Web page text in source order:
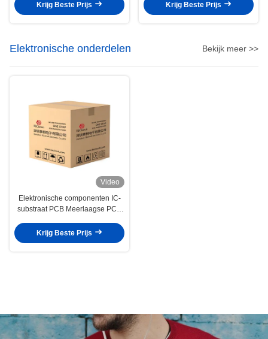
Krijg Beste Prijs
Krijg Beste Prijs
Elektronische onderdelen Bekijk meer >>
Video
Elektronische componenten IC-
substraat PCB Meerlaagse PCB
Krijg Beste Prijs